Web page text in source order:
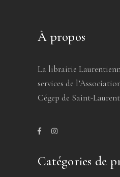
À propos
La librairie
services de
Cégep de Saint-
Catégories de